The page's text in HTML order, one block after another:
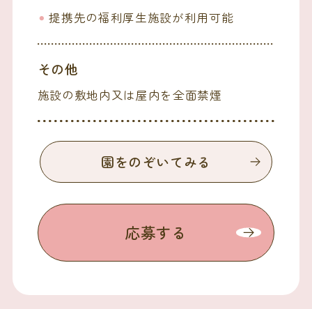
提携先の福利厚生施設が利用可能
その他
施設の敷地内又は屋内を全面禁煙
園をのぞいてみる
応募する